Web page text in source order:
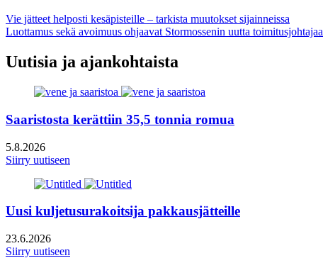
email
Artikkelien
selaus
Vie jätteet helposti kesäpisteille – tarkista muutokset sijainneissa
Luottamus sekä avoimuus ohjaavat Stormossenin uutta toimitusjohtajaa
Uutisia ja ajankohtaista
Saaristosta kerättiin 35,5 tonnia romua
5.8.2026
Siirry uutiseen
Uusi kuljetusurakoitsija pakkausjätteille
23.6.2026
Siirry uutiseen